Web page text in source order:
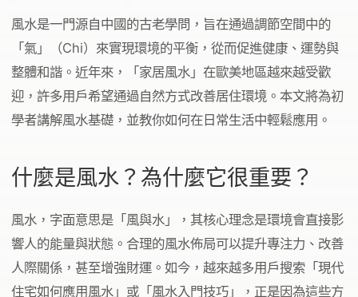
風水是一門源自中國的古老學問，旨在通過調節空間中的
「氣」（Chi）來實現環境的平衡，從而促進健康、運勢與
整體和諧。近年來，「家居風水」在歐美地區越來越受歡
迎，許多用戶希望通過自然方式改善居住環境。本文將為初
學者講解風水基礎，並教你如何在日常生活中輕鬆應用。
什麼是風水？為什麼它很重要？
風水，字面意思是「風與水」，其核心理念是環境會直接影
響人的能量與狀態。合理的風水佈局可以提升專注力、改善
人際關係，甚至增強財運。如今，越來越多用戶搜索「現代
住宅如何應用風水」或「風水入門技巧」，正是因為這些方